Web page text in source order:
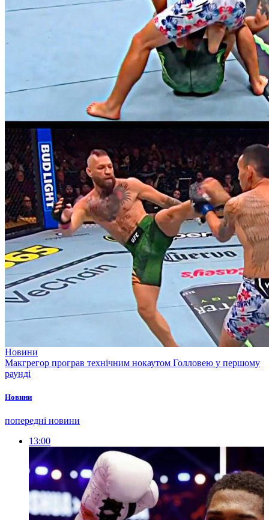
Новини
Макгрегор програв технічним нокаутом Голловею у першому
раунді
Новини
попередні новини
13:00